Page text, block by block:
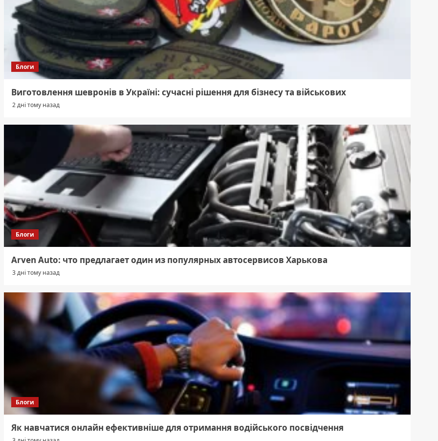
Блоги
Виготовлення шевронів в Україні: сучасні рішення для бізнесу та військових
2 дні тому назад
Блоги
Arven Auto: что предлагает один из популярных автосервисов Харькова
3 дні тому назад
Блоги
Як навчатися онлайн ефективніше для отримання водійського посвідчення